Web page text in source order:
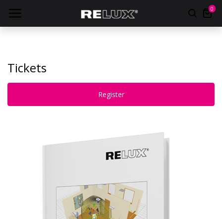
0
Tickets
Register